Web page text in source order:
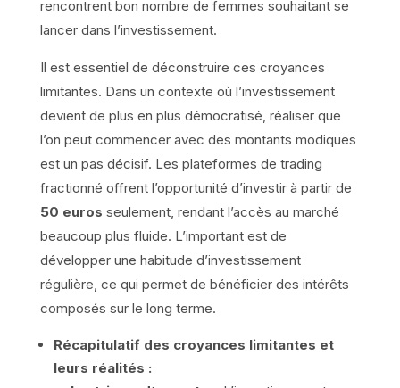
rencontrent bon nombre de femmes souhaitant se
lancer dans l’investissement.
Il est essentiel de déconstruire ces croyances
limitantes. Dans un contexte où l’investissement
devient de plus en plus démocratisé, réaliser que
l’on peut commencer avec des montants modiques
est un pas décisif. Les plateformes de trading
fractionné offrent l’opportunité d’investir à partir de
50 euros seulement, rendant l’accès au marché
beaucoup plus fluide. L’important est de
développer une habitude d’investissement
régulière, ce qui permet de bénéficier des intérêts
composés sur le long terme.
Récapitulatif des croyances limitantes et
leurs réalités :